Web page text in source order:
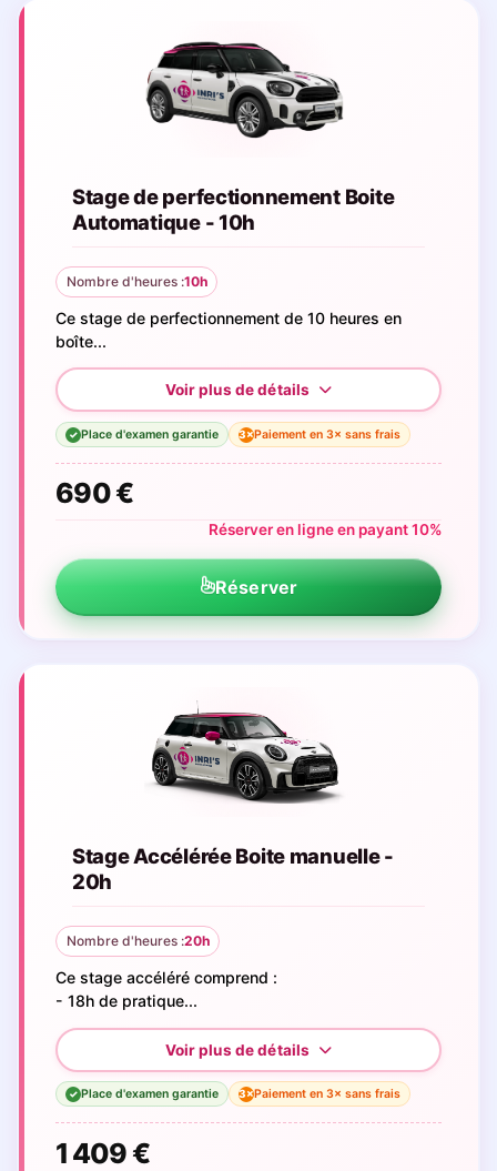
Stage de perfectionnement Boite
Automatique - 10h
Nombre d'heures :10h
Ce stage de perfectionnement de 10 heures en
boîte...
✓ Place d'examen garantie 3×Paiement en 3× sans frais
690 €
Réserver en ligne en payant 10%
Réserver
Stage Accélérée Boite manuelle -
20h
Nombre d'heures :20h
Ce stage accéléré comprend :
- 18h de pratique...
✓ Place d'examen garantie 3×Paiement en 3× sans frais
1 409 €